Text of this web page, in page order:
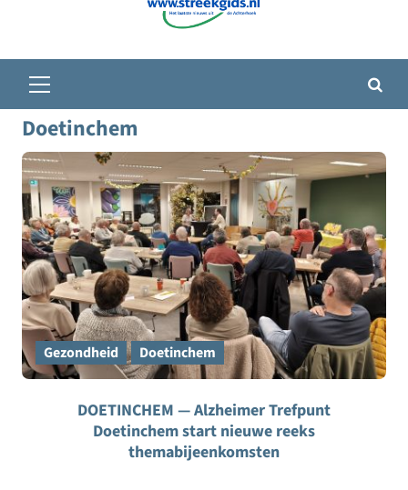
menu
Doetinchem
Gezondheid Doetinchem
DOETINCHEM — Alzheimer Trefpunt
Doetinchem start nieuwe reeks
themabijeenkomsten